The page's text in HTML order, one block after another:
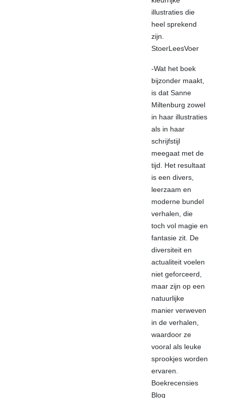
illustraties die
heel sprekend
zijn.
StoerLeesVoer
-Wat het boek
bijzonder maakt,
is dat Sanne
Miltenburg zowel
in haar illustraties
als in haar
schrijfstijl
meegaat met de
tijd. Het resultaat
is een divers,
leerzaam en
moderne bundel
verhalen, die
toch vol magie en
fantasie zit. De
diversiteit en
actualiteit voelen
niet geforceerd,
maar zijn op een
natuurlijke
manier verweven
in de verhalen,
waardoor ze
vooral als leuke
sprookjes worden
ervaren.
Boekrecensies
Blog